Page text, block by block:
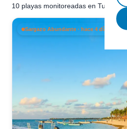
10 playas monitoreadas en Tulum
Sargazo Abundante · hace 4 días